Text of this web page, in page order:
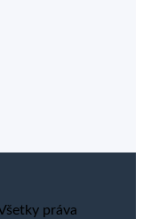
práva